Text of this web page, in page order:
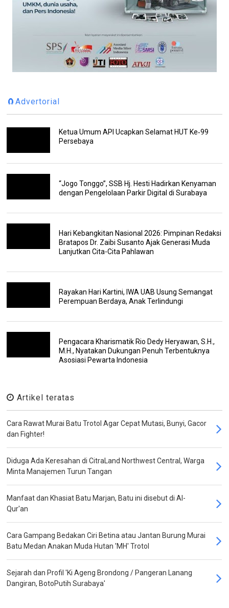
🧲Advertorial
Ketua Umum API Ucapkan Selamat HUT Ke‑99
Persebaya
“Jogo Tonggo”, SSB Hj. Hesti Hadirkan Kenyaman
dengan Pengelolaan Parkir Digital di Surabaya
Hari Kebangkitan Nasional 2026: Pimpinan Redaksi
Bratapos Dr. Zaibi Susanto Ajak Generasi Muda
Lanjutkan Cita-Cita Pahlawan
Rayakan Hari Kartini, IWA UAB Usung Semangat
Perempuan Berdaya, Anak Terlindungi
Pengacara Kharismatik Rio Dedy Heryawan, S.H.,
M.H., Nyatakan Dukungan Penuh Terbentuknya
Asosiasi Pewarta Indonesia
Artikel teratas
Cara Rawat Murai Batu Trotol Agar Cepat Mutasi, Bunyi, Gacor
dan Fighter!
Diduga Ada Keresahan di CitraLand Northwest Central, Warga
Minta Manajemen Turun Tangan
Manfaat dan Khasiat Batu Marjan, Batu ini disebut di Al-
Qur'an
Cara Gampang Bedakan Ciri Betina atau Jantan Burung Murai
Batu Medan Anakan Muda Hutan 'MH' Trotol
Sejarah dan Profil 'Ki Ageng Brondong / Pangeran Lanang
Dangiran, BotoPutih Surabaya'